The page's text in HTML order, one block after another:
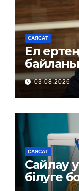
САЯСАТ
Ел
03.08.2026
САЯСАТ
Сайлау
білуге